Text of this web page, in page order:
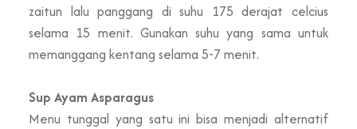
zaitun lalu panggang di suhu 175 derajat celcius
selama 15 menit. Gunakan suhu yang sama untuk
memanggang kentang selama 5-7 menit.
Sup Ayam Asparagus
Menu tunggal yang satu ini bisa menjadi alternatif